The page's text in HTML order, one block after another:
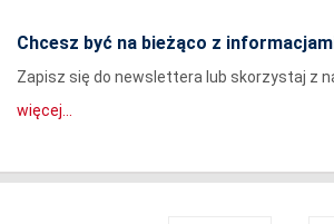
Chcesz być na bieżąco z
Zapisz się do newslettera lub skorzystaj z
więcej...